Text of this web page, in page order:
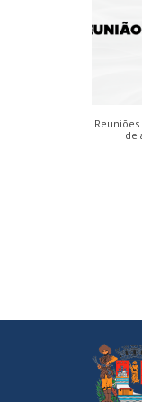
Reuniões
de